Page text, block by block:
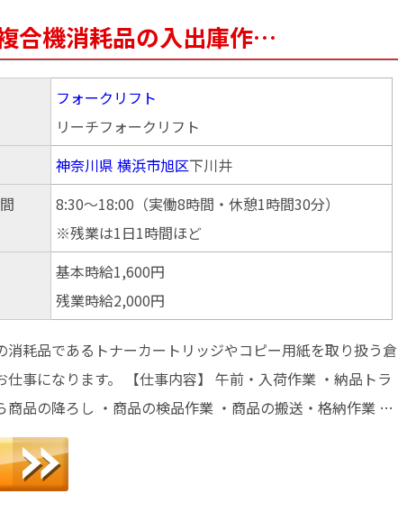
合機消耗品の入出庫作…
フォークリフト
リーチフォークリフト
神奈川県 横浜市旭区下川井
8:30～18:00（実働8時間・休憩1時間30分）
※残業は1日1時間ほど
基本時給1,600円
残業時給2,000円
消耗品であるトナーカートリッジやコピー用紙を取り扱う倉
仕事になります。 【仕事内容】 午前・入荷作業 ・納品トラ
商品の降ろし ・商品の検品作業 ・商品の搬送・格納作業 …